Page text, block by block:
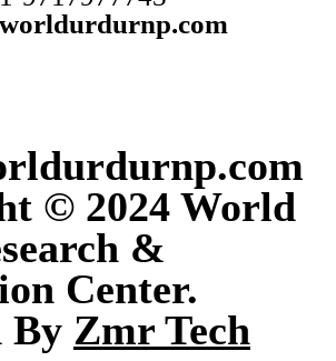
© 2024 World
&
Center.
By Zmr Tech